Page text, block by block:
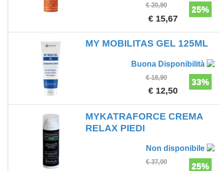
25%
€ 20,90
€ 15,67
MY MOBILITAS GEL 125ML
Buona Disponibilità
33%
€ 18,90
€ 12,50
MYKATRAFORCE CREMA
RELAX PIEDI
Non disponibile
25%
€ 37,00